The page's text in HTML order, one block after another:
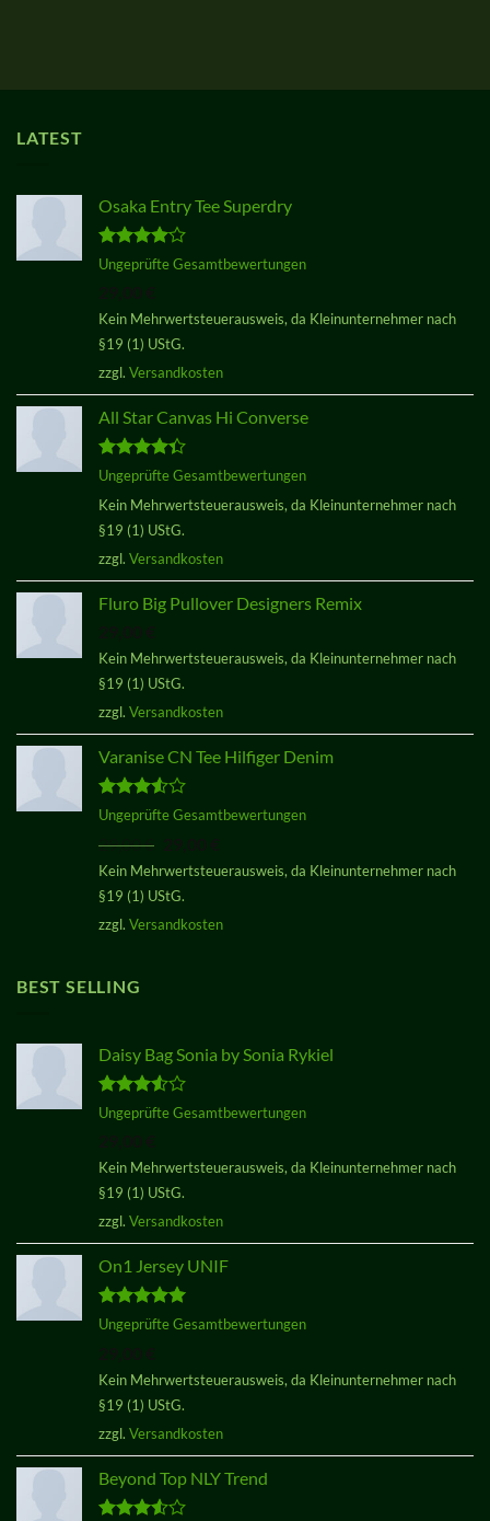
LATEST
Osaka Entry Tee Superdry
Bewertet
mit 4.00
Ungeprüfte Gesamtbewertungen
Kein Mehrwertsteuerausweis, da Kleinunternehmer nach
§19 (1) UStG.
zzgl. Versandkosten
All Star Canvas Hi Converse
Bewertet
von 5
Ungeprüfte Gesamtbewertungen
Kein Mehrwertsteuerausweis, da Kleinunternehmer nach
§19 (1) UStG.
zzgl. Versandkosten
Fluro Big Pullover Designers Remix
Kein Mehrwertsteuerausweis, da Kleinunternehmer nach
§19 (1) UStG.
zzgl. Versandkosten
Varanise CN Tee Hilfiger Denim
Bewertet
von 5
Ungeprüfte Gesamtbewertungen
29,00€
Preis
war:
Preis
Kein Mehrwertsteuerausweis, da Kleinunternehmer nach
§19 (1) UStG.
zzgl. Versandkosten
BEST SELLING
Daisy Bag Sonia by Sonia Rykiel
Bewertet
Ungeprüfte Gesamtbewertungen
Kein Mehrwertsteuerausweis, da Kleinunternehmer nach
§19 (1) UStG.
zzgl. Versandkosten
On1 Jersey UNIF
Bewertet
Ungeprüfte Gesamtbewertungen
Kein Mehrwertsteuerausweis, da Kleinunternehmer nach
§19 (1) UStG.
zzgl. Versandkosten
Beyond Top NLY Trend